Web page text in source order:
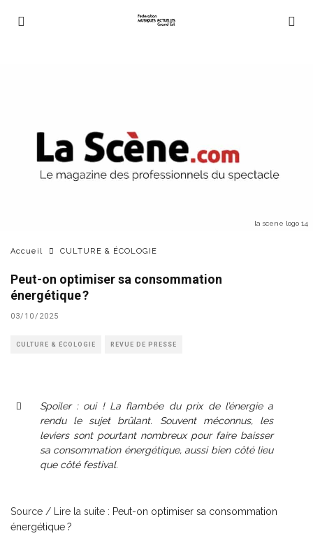
la scene logo 14
Accueil CULTURE & ÉCOLOGIE
Peut-on optimiser sa consommation
énergétique ?
03/10/2025
CULTURE & ÉCOLOGIE REVUE DE PRESSE
Spoiler : oui ! La flambée du prix de l’énergie a
rendu le sujet brûlant. Souvent méconnus, les
leviers sont pourtant nombreux pour faire baisser
sa consommation énergétique, aussi bien côté lieu
que côté festival.
Source / Lire la suite : Peut-on optimiser sa consommation
énergétique ?